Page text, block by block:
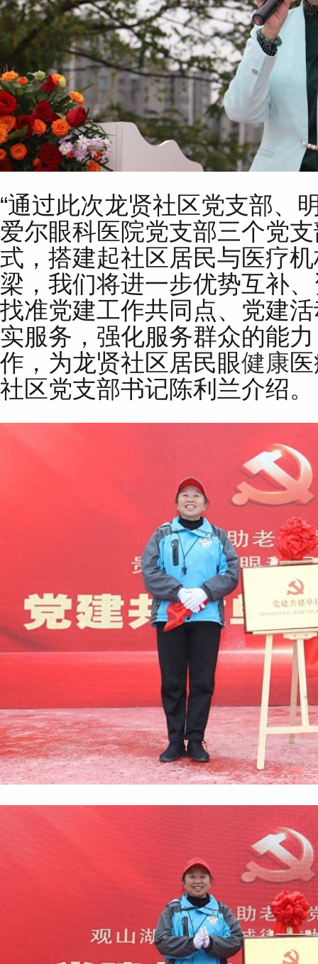
“通过此次龙贤社区党支部、
爱尔眼科医院党支部三个党
式，搭建起社区居民与医疗
梁，我们将进一步优势互补
找准党建工作共同点、党建
实服务，强化服务群众的能
作，为龙贤社区居民眼健康
社区党支部书记陈利兰介绍。